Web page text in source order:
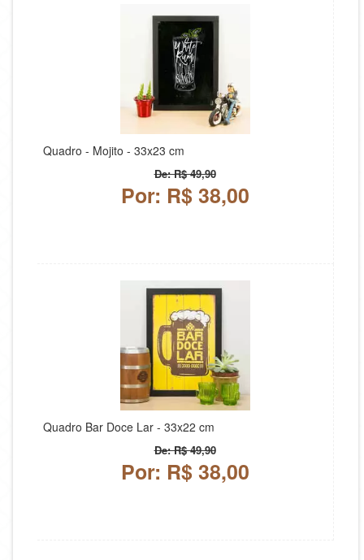
Quadro - Mojito - 33x23 cm
De: R$ 49,90
Por: R$ 38,00
Quadro Bar Doce Lar - 33x22 cm
De: R$ 49,90
Por: R$ 38,00